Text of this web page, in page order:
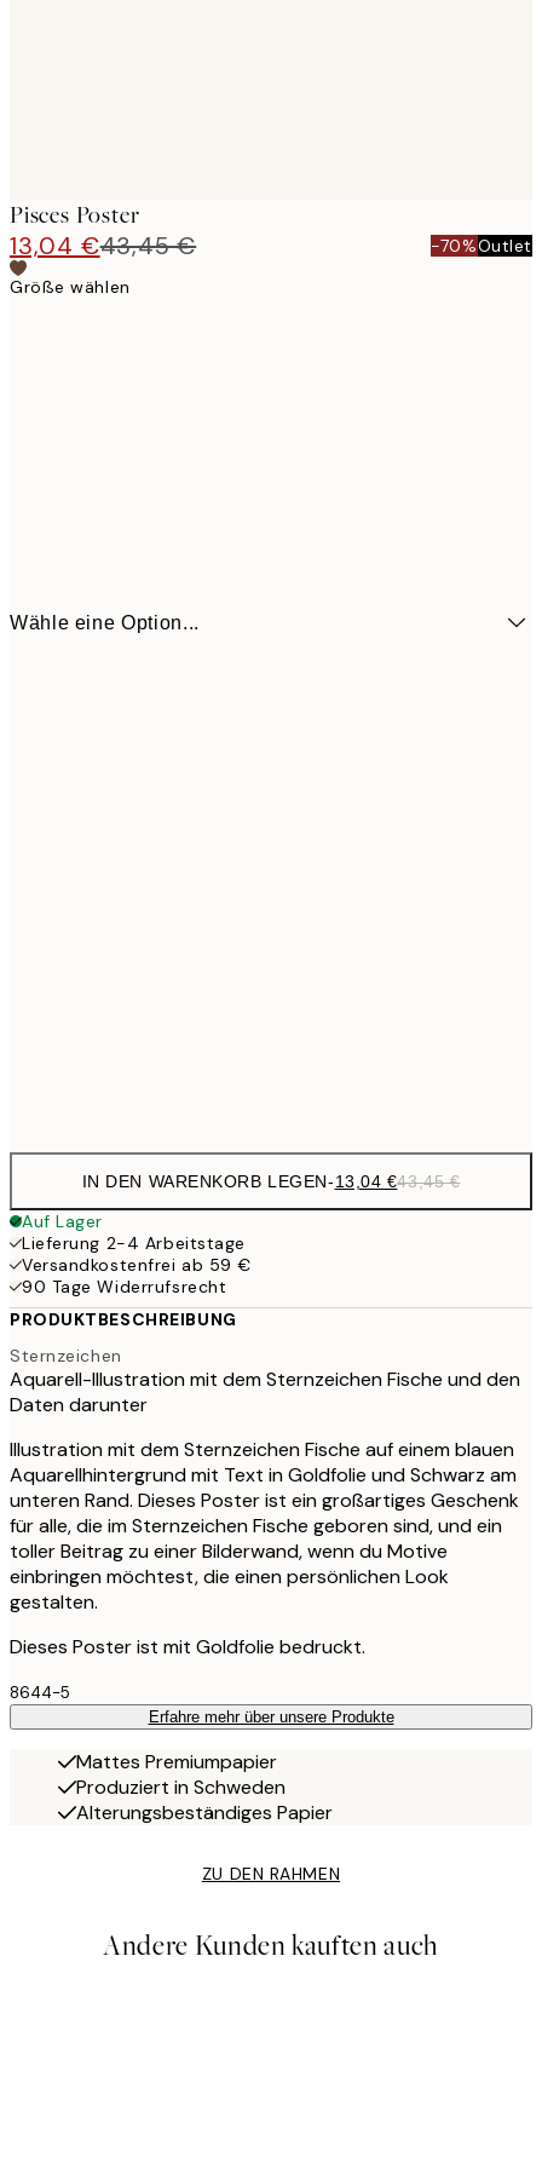
Pisces Poster
13,04 €43,45 € -70%Outlet
Größe wählen
Wähle eine Option...
IN DEN WARENKORB LEGEN-13,04 €43,45 €
Auf Lager
Lieferung 2-4 Arbeitstage
Versandkostenfrei ab 59 €
90 Tage Widerrufsrecht
PRODUKTBESCHREIBUNG
Sternzeichen
Aquarell-Illustration mit dem Sternzeichen Fische und den
Daten darunter
Illustration mit dem Sternzeichen Fische auf einem blauen
Aquarellhintergrund mit Text in Goldfolie und Schwarz am
unteren Rand. Dieses Poster ist ein großartiges Geschenk
für alle, die im Sternzeichen Fische geboren sind, und ein
toller Beitrag zu einer Bilderwand, wenn du Motive
einbringen möchtest, die einen persönlichen Look
gestalten.
Dieses Poster ist mit Goldfolie bedruckt.
8644-5
Erfahre mehr über unsere Produkte
Mattes Premiumpapier
Produziert in Schweden
Alterungsbeständiges Papier
ZU DEN RAHMEN
Andere Kunden kauften auch